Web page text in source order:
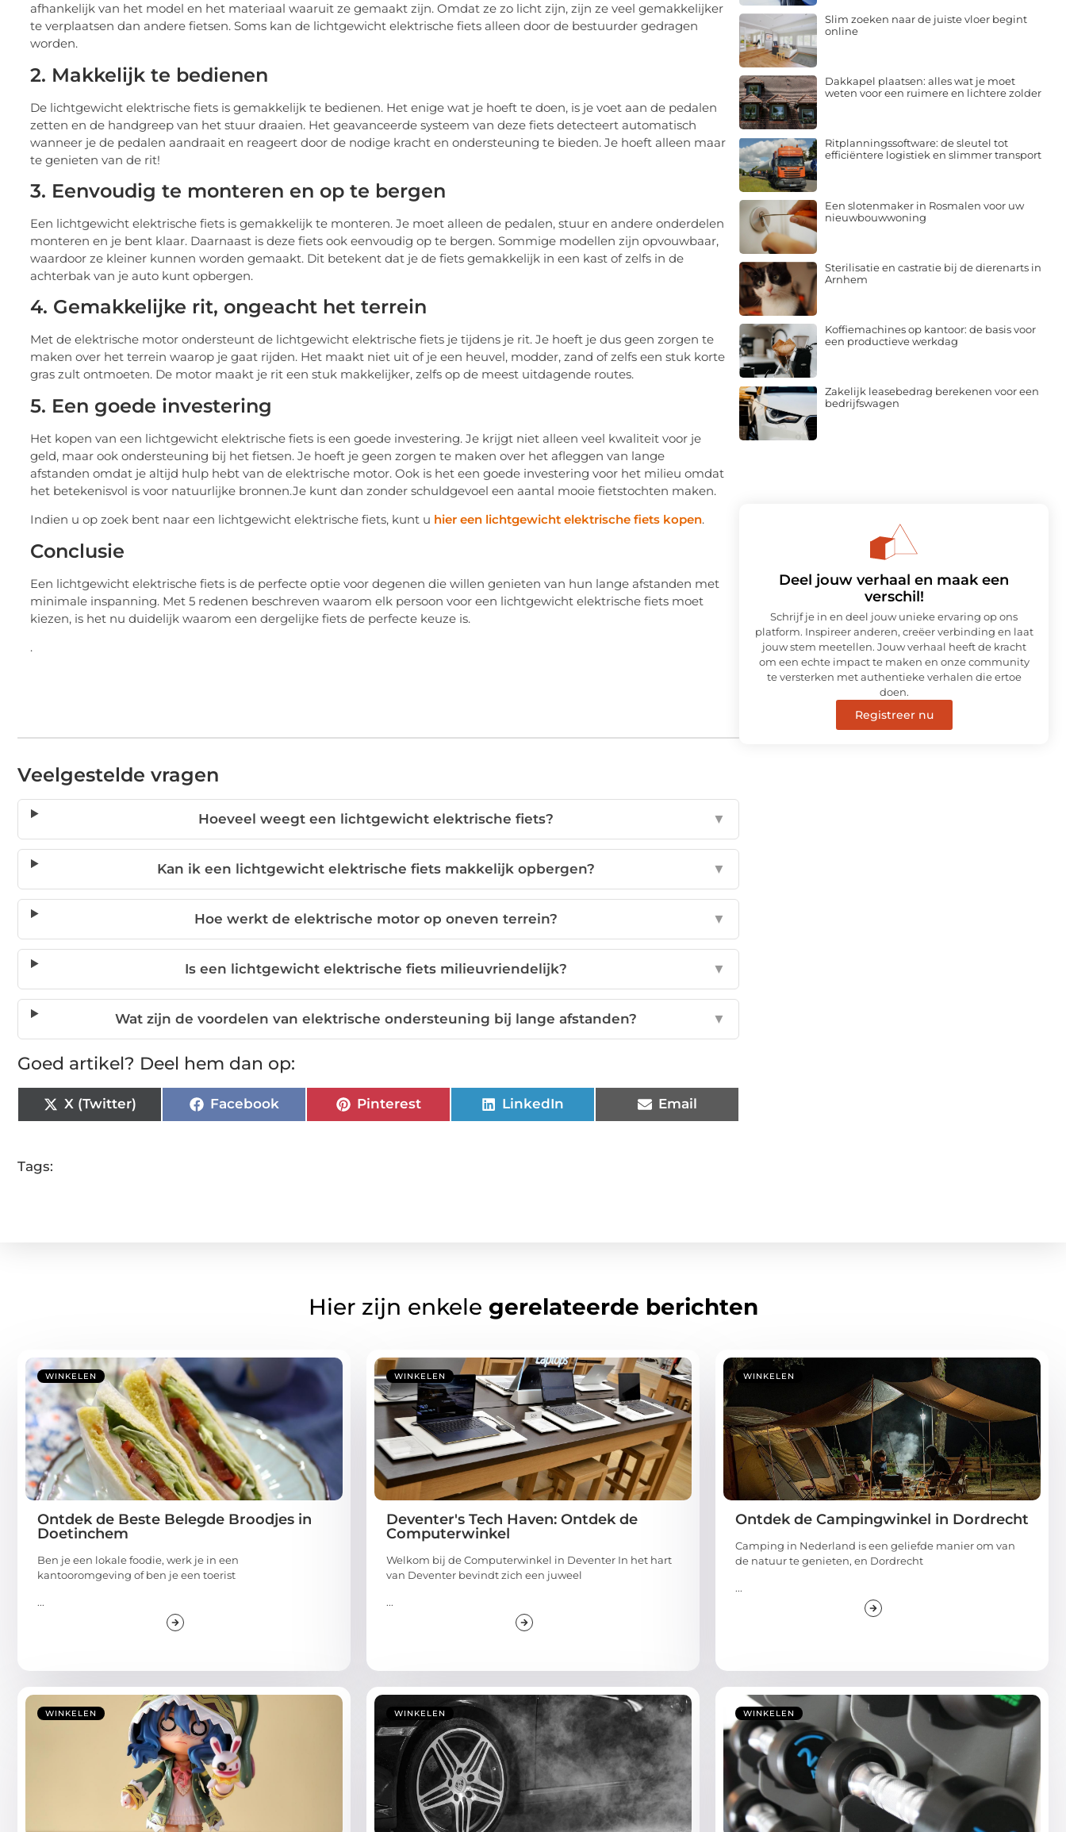
afhankelijk van het model en het materiaal waaruit ze gemaakt zijn. Omdat ze zo licht zijn, zijn ze veel gemakkelijker
te verplaatsen dan andere fietsen. Soms kan de lichtgewicht elektrische fiets alleen door de bestuurder gedragen
worden.
2. Makkelijk te bedienen
De lichtgewicht elektrische fiets is gemakkelijk te bedienen. Het enige wat je hoeft te doen, is je voet aan de pedalen
zetten en de handgreep van het stuur draaien. Het geavanceerde systeem van deze fiets detecteert automatisch
wanneer je de pedalen aandraait en reageert door de nodige kracht en ondersteuning te bieden. Je hoeft alleen maar
te genieten van de rit!
3. Eenvoudig te monteren en op te bergen
Een lichtgewicht elektrische fiets is gemakkelijk te monteren. Je moet alleen de pedalen, stuur en andere onderdelen
monteren en je bent klaar. Daarnaast is deze fiets ook eenvoudig op te bergen. Sommige modellen zijn opvouwbaar,
waardoor ze kleiner kunnen worden gemaakt. Dit betekent dat je de fiets gemakkelijk in een kast of zelfs in de
achterbak van je auto kunt opbergen.
4. Gemakkelijke rit, ongeacht het terrein
Met de elektrische motor ondersteunt de lichtgewicht elektrische fiets je tijdens je rit. Je hoeft je dus geen zorgen te
maken over het terrein waarop je gaat rijden. Het maakt niet uit of je een heuvel, modder, zand of zelfs een stuk korte
gras zult ontmoeten. De motor maakt je rit een stuk makkelijker, zelfs op de meest uitdagende routes.
5. Een goede investering
Het kopen van een lichtgewicht elektrische fiets is een goede investering. Je krijgt niet alleen veel kwaliteit voor je
geld, maar ook ondersteuning bij het fietsen. Je hoeft je geen zorgen te maken over het afleggen van lange
afstanden omdat je altijd hulp hebt van de elektrische motor. Ook is het een goede investering voor het milieu omdat
het betekenisvol is voor natuurlijke bronnen.Je kunt dan zonder schuldgevoel een aantal mooie fietstochten maken.
Indien u op zoek bent naar een lichtgewicht elektrische fiets, kunt u hier een lichtgewicht elektrische fiets kopen.
Conclusie
Een lichtgewicht elektrische fiets is de perfecte optie voor degenen die willen genieten van hun lange afstanden met
minimale inspanning. Met 5 redenen beschreven waarom elk persoon voor een lichtgewicht elektrische fiets moet
kiezen, is het nu duidelijk waarom een dergelijke fiets de perfecte keuze is.
.
Veelgestelde vragen
Hoeveel weegt een lichtgewicht elektrische fiets? ▼
Kan ik een lichtgewicht elektrische fiets makkelijk opbergen? ▼
Hoe werkt de elektrische motor op oneven terrein? ▼
Is een lichtgewicht elektrische fiets milieuvriendelijk? ▼
Wat zijn de voordelen van elektrische ondersteuning bij lange afstanden? ▼
Goed artikel? Deel hem dan op:
X (Twitter) Facebook Pinterest LinkedIn Email
Tags:
Slim zoeken naar de juiste vloer begint
online
Dakkapel plaatsen: alles wat je moet
weten voor een ruimere en lichtere zolder
Ritplanningssoftware: de sleutel tot
efficiëntere logistiek en slimmer transport
Een slotenmaker in Rosmalen voor uw
nieuwbouwwoning
Sterilisatie en castratie bij de dierenarts in
Arnhem
Koffiemachines op kantoor: de basis voor
een productieve werkdag
Zakelijk leasebedrag berekenen voor een
bedrijfswagen
Deel jouw verhaal en maak een
verschil!
Schrijf je in en deel jouw unieke ervaring op ons
platform. Inspireer anderen, creëer verbinding en laat
jouw stem meetellen. Jouw verhaal heeft de kracht
om een echte impact te maken en onze community
te versterken met authentieke verhalen die ertoe
doen.
Registreer nu
Hier zijn enkele gerelateerde berichten
WINKELEN
Ontdek de Beste Belegde Broodjes in
Doetinchem
Ben je een lokale foodie, werk je in een
kantooromgeving of ben je een toerist
...
WINKELEN
Deventer's Tech Haven: Ontdek de
Computerwinkel
Welkom bij de Computerwinkel in Deventer In het hart
van Deventer bevindt zich een juweel
...
WINKELEN
Ontdek de Campingwinkel in Dordrecht
Camping in Nederland is een geliefde manier om van
de natuur te genieten, en Dordrecht
...
WINKELEN WINKELEN WINKELEN